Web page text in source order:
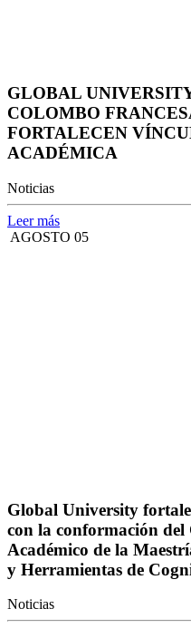
GLOBAL
COLOMBO
FORTALECEN
ACADÉMICA
Noticias
Leer más
AGOSTO 05
Global University
con la conformación
Académico de la
y Herramientas de
Noticias